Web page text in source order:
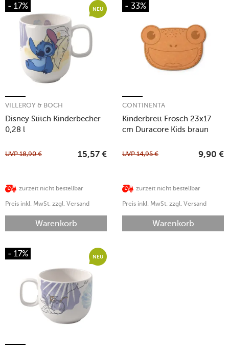
- 17% NEU
Disney Stitch Kinderbecher
0,28 l
VILLEROY & BOCH
zurzeit nicht bestellbar
UVP18,90 € 15,57 €
Preis inkl. MwSt. zzgl. Versand
Warenkorb
- 33%
Kinderbrett Frosch 23x17
cm Duracore Kids braun
CONTINENTA
zurzeit nicht bestellbar
UVP14,95 € 9,90 €
Preis inkl. MwSt. zzgl. Versand
Warenkorb
- 17% NEU